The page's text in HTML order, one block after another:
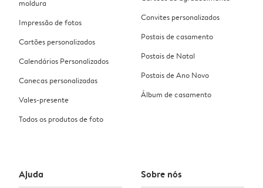
moldura
Impressão de fotos
Cartões personalizados
Calendários Personalizados
Canecas personalizadas
Vales-presente
Todos os produtos de foto
Convites personalizados
Postais de casamento
Postais de Natal
Postais de Ano Novo
Álbum de casamento
Ajuda Sobre nós